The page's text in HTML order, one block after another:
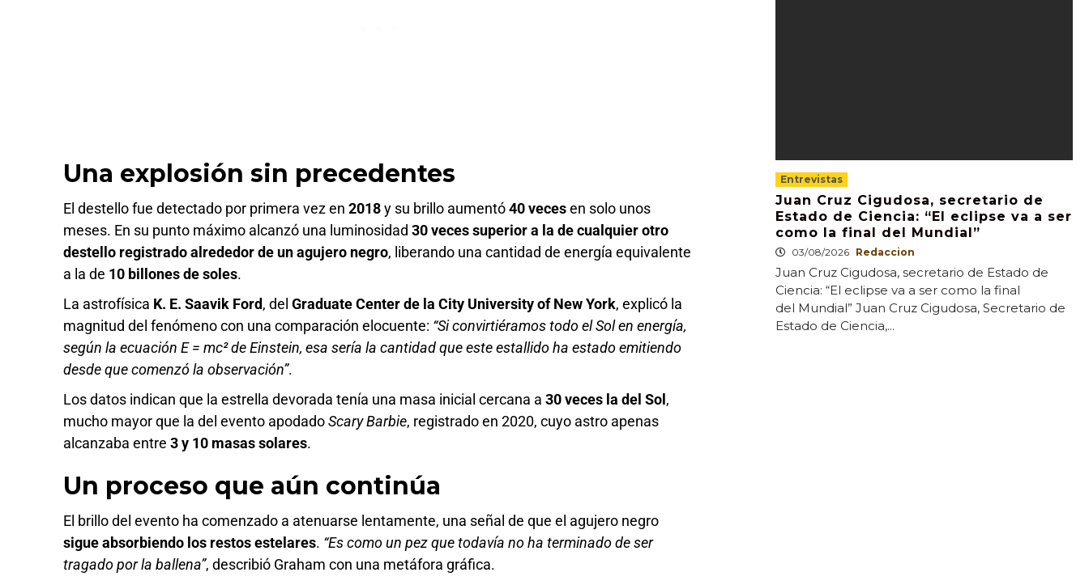
Una explosión sin precedentes
El destello fue detectado por primera vez en2018y su brillo aumentó40 vecesen solo unos
meses. En su punto máximo alcanzó una luminosidad30 veces superior a la de cualquier otro
destello registrado alrededor de un agujero negro, liberando una cantidad de energía equivalente
a la de 10 billones de soles.
La astrofísica K. E. Saavik Ford, delGraduate Center de la City University of New York, explicó la
magnitud del fenómeno con una comparación elocuente: “Si convirtiéramos todo el Sol en energía,
según la ecuación E = mc² de Einstein, esa sería la cantidad que este estallido ha estado emitiendo
desde que comenzó la observación”.
Los datos indican que la estrella devorada tenía una masa inicial cercana a30 veces la del Sol ,
mucho mayor que la del evento apodadoScary Barbie, registrado en 2020, cuyo astro apenas
alcanzaba entre3 y 10 masas solares.
Un proceso que aún continúa
El brillo del evento ha comenzado a atenuarse lentamente, una señal de que el agujero negro
sigue absorbiendo los restos estelares. “Es como un pez que todavía no ha terminado de ser
tragado por la ballena”, describió Graham con una metáfora gráfica.
Entrevistas
Juan Cruz Cigudosa, secretario de
Estado de Ciencia: “El eclipse va a ser
como la final del Mundial”
03/08/2026 Redaccion
Juan Cruz Cigudosa, secretario de Estado de
Ciencia: “El eclipse va a ser como la final
del Mundial” Juan Cruz Cigudosa, Secretario de
Estado de Ciencia,...